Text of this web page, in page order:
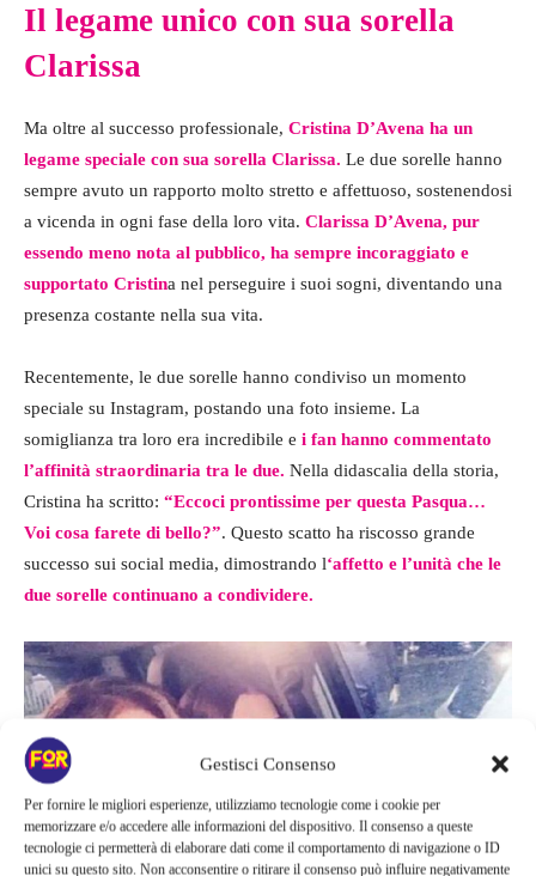
Gestisci Consenso
Per fornire le migliori esperienze, utilizziamo tecnologie come i cookie per
memorizzare e/o accedere alle informazioni del dispositivo. Il consenso a queste
tecnologie ci permetterà di elaborare dati come il comportamento di navigazione o ID
unici su questo sito. Non acconsentire o ritirare il consenso può influire negativamente
Il legame unico con sua sorella
Clarissa
Ma oltre al successo professionale, Cristina D’Avena ha un
legame speciale con sua sorella Clarissa. Le due sorelle hanno
sempre avuto un rapporto molto stretto e affettuoso, sostenendosi
a vicenda in ogni fase della loro vita. Clarissa D’Avena, pur
essendo meno nota al pubblico, ha sempre incoraggiato e
supportato Cristina nel perseguire i suoi sogni, diventando una
presenza costante nella sua vita.
Recentemente, le due sorelle hanno condiviso un momento
speciale su Instagram, postando una foto insieme. La
somiglianza tra loro era incredibile e i fan hanno commentato
l’affinità straordinaria tra le due. Nella didascalia della storia,
Cristina ha scritto: “Eccoci prontissime per questa Pasqua…
Voi cosa farete di bello?”. Questo scatto ha riscosso grande
successo sui social media, dimostrando l‘affetto e l’unità che le
due sorelle continuano a condividere.